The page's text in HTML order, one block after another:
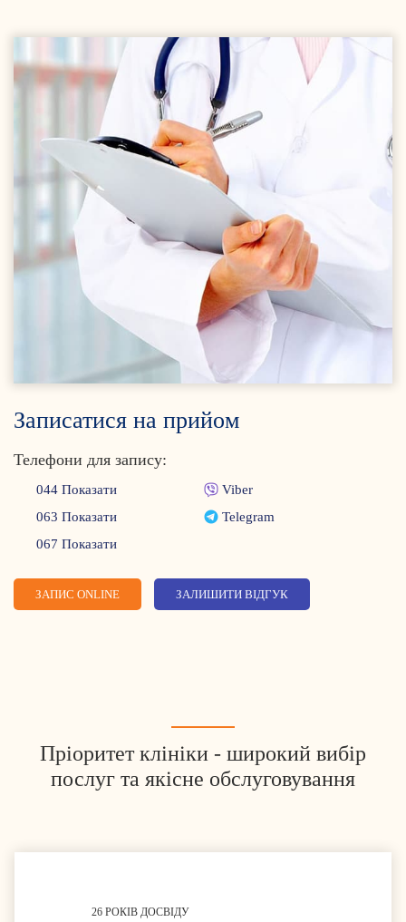
Записатися на прийом
Телефони для запису:
044 Показати
063 Показати
067 Показати
Viber
Telegram
ЗАПИС ONLINE ЗАЛИШИТИ ВІДГУК
Пріоритет клініки - широкий вибір
послуг та якісне обслуговування
26 РОКІВ ДОСВІДУ